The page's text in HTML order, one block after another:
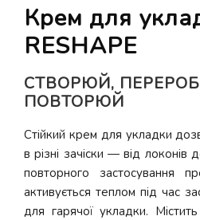
Крем для
RESHAPE
СТВОРЮЙ,
ПОВТОРЮЙ
Стійкий крем для укладки
в різні зачіски — від локонів
повторного застосування
активується теплом під час
для гарячої укладки.